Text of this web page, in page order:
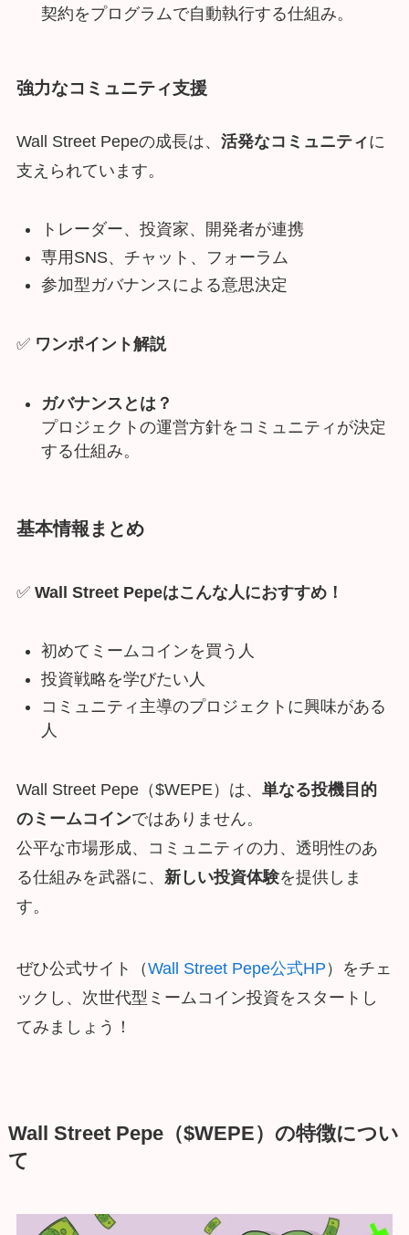
契約をプログラムで自動執行する仕組み。
強力なコミュニティ支援
Wall Street Pepeの成長は、 活発なコミュニティに
支えられています。
トレーダー、投資家、開発者が連携
専用SNS、チャット、フォーラム
参加型ガバナンスによる意思決定
✅ ワンポイント解説
ガバナンスとは？
プロジェクトの運営方針をコミュニティが決定
する仕組み。
基本情報 まとめ
✅ Wall Street Pepeはこんな人におすすめ！
初めてミームコインを買う人
投資戦略を学びたい人
コミュニティ主導のプロジェクトに興味がある
人
Wall Street Pepe（$WEPE）は、 単なる投機目的
のミームコインではありません。
公平な市場形成、コミュニティの力、透明性のあ
る仕組みを武器に、 新しい投資体験を提供しま
す。
ぜひ公式サイト（Wall Street Pepe公式HP ）をチェ
ックし、次世代型ミームコイン投資をスタートし
てみましょう！
Wall Street Pepe（$WEPE）の特徴につい
て